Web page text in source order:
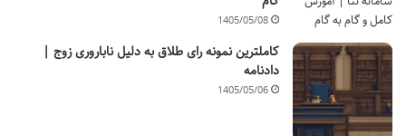
1405/05/08
کاملترین نمونه رای طلاق به دلیل ناباروری زوج |
دادنامه
1405/05/06